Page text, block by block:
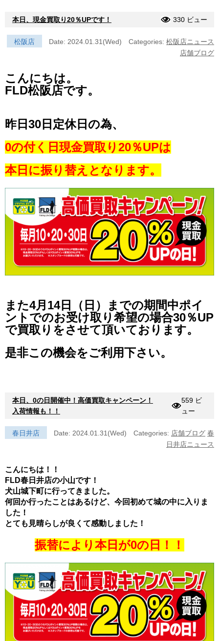
本日、現金買取り20％UPです！ 330 ビュー
松阪店 Date: 2024.01.31(Wed) Categories: 松阪店ニュース
店舗ブログ
こんにちは。
FLD松阪店です。
昨日30日定休日の為、
0の付く日現金買取り20％UPは
本日に振り替えとなり ます。
また4月14日（日）までの期間中ポイ
ントでのお受け取り希望の場合30％UP
で買取りをさせて頂いております。
是非この機会をご利用下さい。
本日、0の日開催中！高価買取キャンペーン！
入荷情報も！！
559 ビ
ュー
春日井店 Date: 2024.01.31(Wed) Categories: 店舗ブログ 春
日井店ニュース
こんにちは！！
FLD春日井店の小山です！
犬山城下町に行ってきました。
何回か行ったことはあるけど、今回初めて城の中に入りま
した！
とても見晴らしが良くて感動しました！
振替により本日が0の日！！